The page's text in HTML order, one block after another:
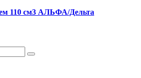
110 см3 АЛЬФА/Дельта